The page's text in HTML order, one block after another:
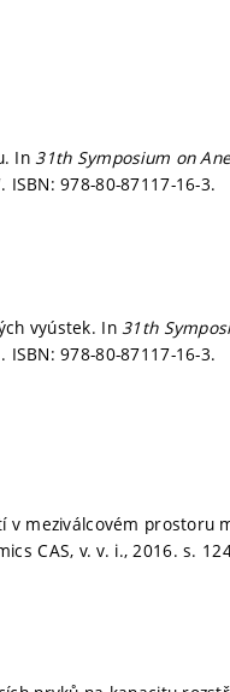
In31th Symposium on
ISBN: 978-80-87117-16-3.
vyústek. In 31th
ISBN: 978-80-87117-16-3.
v meziválcovém prostoru
CAS, v. v. i., 2016.s.